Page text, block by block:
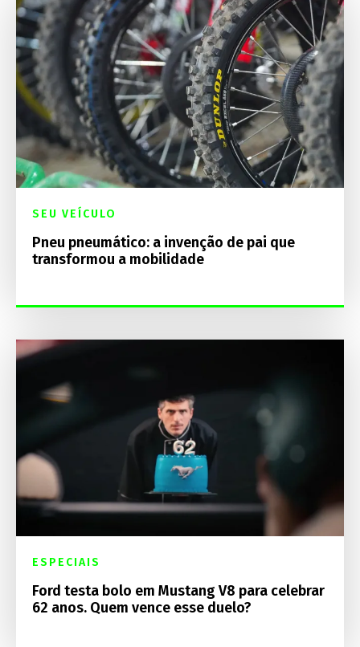
SEU VEÍCULO
Pneu pneumático: a invenção de pai que
transformou a mobilidade
ESPECIAIS
Ford testa bolo em Mustang V8 para celebrar
62 anos. Quem vence esse duelo?